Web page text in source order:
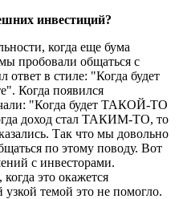
инвестиций?
когда еще бума
пробовали общаться с
в стиле: "Когда будет
Когда появился
"Когда будет ТАКОЙ-ТО
доход стал ТАКИМ-ТО, то
Так что мы довольно
по этому поводу. Вот
с инвесторами.
это окажется
темой это не помогло.